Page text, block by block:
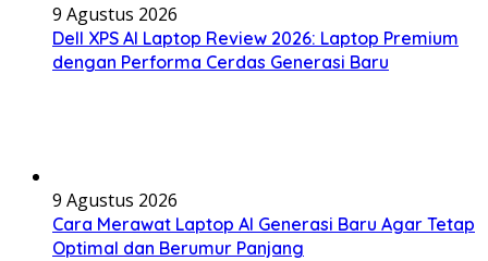
9 Agustus 2026
Dell XPS AI Laptop Review 2026: Laptop Premium
dengan Performa Cerdas Generasi Baru
9 Agustus 2026
Cara Merawat Laptop AI Generasi Baru Agar Tetap
Optimal dan Berumur Panjang